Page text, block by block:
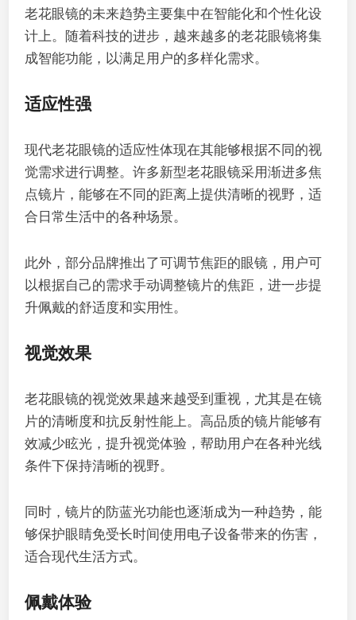
老花眼镜的未来趋势主要集中在智能化和个性化设
计上。随着科技的进步，越来越多的老花眼镜将集
成智能功能，以满足用户的多样化需求。
适应性强
现代老花眼镜的适应性体现在其能够根据不同的视
觉需求进行调整。许多新型老花眼镜采用渐进多焦
点镜片，能够在不同的距离上提供清晰的视野，适
合日常生活中的各种场景。
此外，部分品牌推出了可调节焦距的眼镜，用户可
以根据自己的需求手动调整镜片的焦距，进一步提
升佩戴的舒适度和实用性。
视觉效果
老花眼镜的视觉效果越来越受到重视，尤其是在镜
片的清晰度和抗反射性能上。高品质的镜片能够有
效减少眩光，提升视觉体验，帮助用户在各种光线
条件下保持清晰的视野。
同时，镜片的防蓝光功能也逐渐成为一种趋势，能
够保护眼睛免受长时间使用电子设备带来的伤害，
适合现代生活方式。
佩戴体验